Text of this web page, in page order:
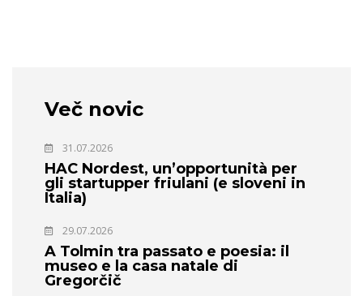
Več novic
31.07.2026
HAC Nordest, un’opportunità per
gli startupper friulani (e sloveni in
Italia)
29.07.2026
A Tolmin tra passato e poesia: il
museo e la casa natale di
Gregorčič